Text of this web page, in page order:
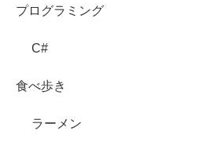
プログラミング
C#
食べ歩き
ラーメン